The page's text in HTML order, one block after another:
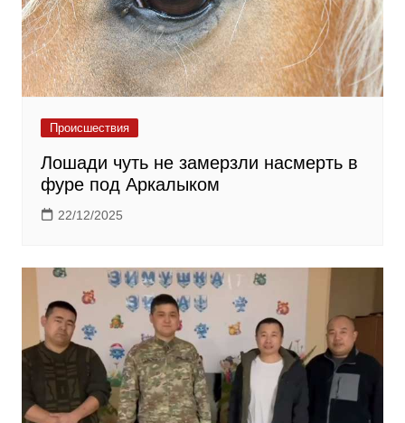
Происшествия
Лошади чуть не замерзли насмерть в
фуре под Аркалыком
22/12/2025